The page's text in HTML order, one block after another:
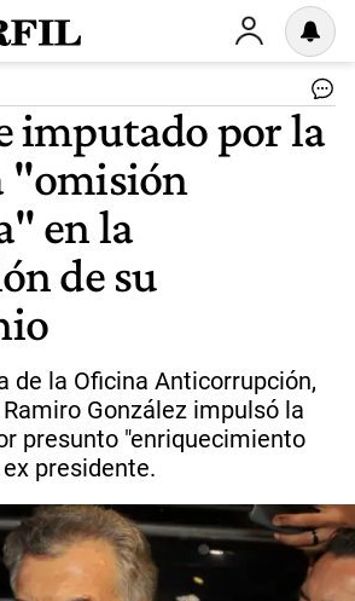
imputado por la
"omisión
en la
de su
de la Oficina Anticorrupción,
González impulsó la
presunto "enriquecimiento
presidente.